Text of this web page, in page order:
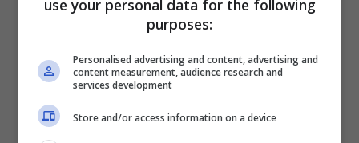
Angelina Mango per questo grande evento.
della cyber security, ma abbiamo delle
verifiche in corso e non sappiamo perché ci
use your personal data for the following
purposes:
Personalised advertising and content, advertising and
content measurement, audience research and
services development
Store and/or access information on a device